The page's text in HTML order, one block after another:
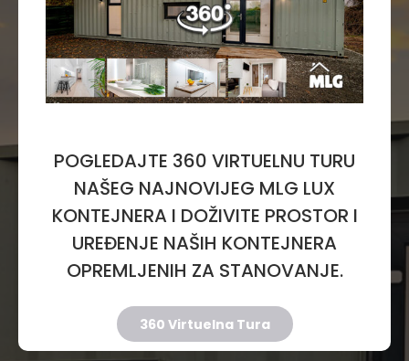
POGLEDAJTE 360 VIRTUELNU TURU
NAŠEG NAJNOVIJEG MLG LUX
KONTEJNERA I DOŽIVITE PROSTOR I
UREĐENJE NAŠIH KONTEJNERA
OPREMLJENIH ZA STANOVANJE.
360 Virtuelna Tura